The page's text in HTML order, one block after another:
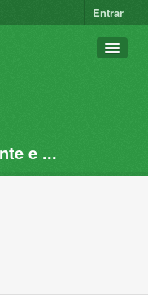
Entrar
e ...